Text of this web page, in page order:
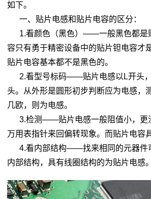
如下。
一、贴片电感和贴片电容的区分：
1.看颜色（黑色）——一般黑色都是
容只有勇于精密设备中的贴片钽电容才
贴片电容基本都不是黑色的。
2.看型号标码——贴片电感以L开头，
头。从外形是圆形初步判断应为电感，
几欧，则为电感。
3.检测——贴片电感一般阻值小，更
万用表指针来回偏转现象。而贴片电容
4.看内部结构——找来相同的元器件
内部结构，具有线圈结构的为贴片电感。